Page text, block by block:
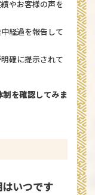
やお客様の声を
経過を報告して
確に提示されて
制を確認してみま
いつです